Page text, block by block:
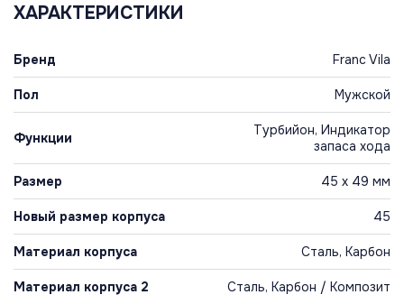
ХАРАКТЕРИСТИКИ
Бренд Franc Vila
Пол Мужской
Функции
Турбийон, Индикатор
запаса хода
Размер 45 х 49 мм
Новый размер корпуса 45
Материал корпуса Сталь, Карбон
Материал корпуса 2 Сталь, Карбон / Композит